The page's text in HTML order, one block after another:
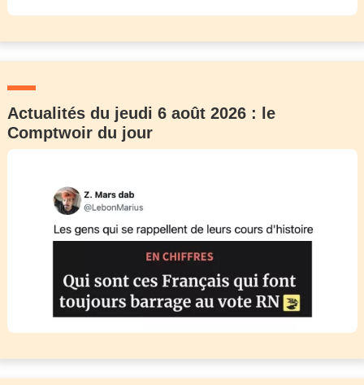
Actualités du jeudi 6 août 2026 : le
Comptwoir du jour